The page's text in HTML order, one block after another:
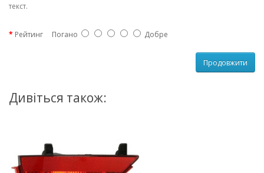
текст.
Рейтинг Погано Добре
Продовжити
Дивіться також: